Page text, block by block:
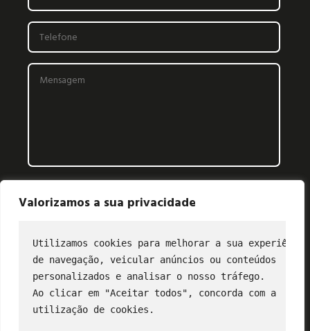
Valorizamos a sua privacidade
Utilizamos cookies para melhorar a sua experiência
de navegação, veicular anúncios ou conteúdos
personalizados e analisar o nosso tráfego.
Ao clicar em "Aceitar todos", concorda com a
utilização de cookies.
CONTATO
(11) 2849-3202
profibus@profibus.org.br